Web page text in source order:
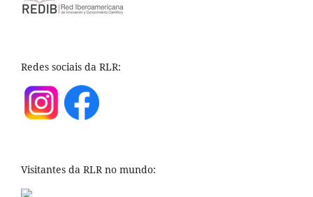
Redes sociais da RLR:
Visitantes da RLR no mundo: